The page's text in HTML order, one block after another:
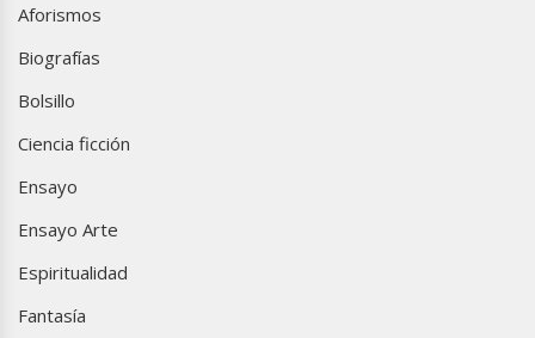
Aforismos
Biografías
Bolsillo
Ciencia ficción
Ensayo
Ensayo Arte
Espiritualidad
Fantasía